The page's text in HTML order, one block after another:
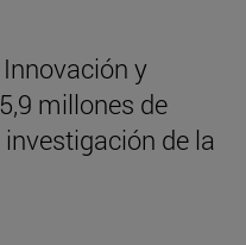
y
millones de
de la